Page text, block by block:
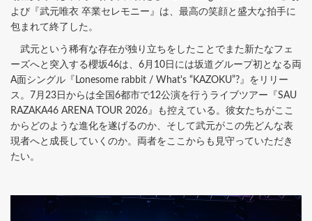
よび『武元唯衣 卒業セレモニー』は、最高の笑顔と盛大な拍手に
包まれて終了した。
武元という稀有な存在が独り立ちをしたことでまた新たなフェ
ーズへと突入する櫻坂46は、6月10日には坂道グループ初となる両
A面シングル『Lonesome rabbit / What's “KAZOKU”?』をリリー
ス。7月23日からは全国6都市で12公演を行うライブツアー『SAU
RAZAKA46 ARENA TOUR 2026』も控えている。彼女たちがここ
からどのような進化を遂げるのか、そして武元がこの先どんな表
現者へと成長していくのか。両者をここからも見守っていただき
たい。